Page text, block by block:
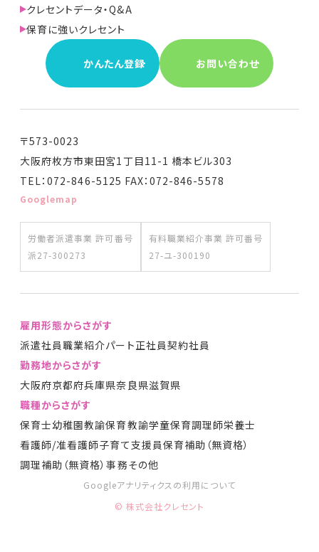
クレセントデータ・Q&A
保育に強いクレセント
かんたん登録 お問い合わせ
〒573-0023
大阪府枚方市東田宮1丁目11-1 橋本ビル303
TEL：072-846-5125 FAX：072-846-5578
Googlemap
労働者派遣事業 許可番号
派27-300273
有料職業紹介事業 許可番号
27-ユ-300190
Googleアナリティクスの利用について
© 株式会社クレセント
雇用形態からさがす
派遣社員職業紹介パート正社員契約社員
勤務地からさがす
大阪府京都府兵庫県奈良県滋賀県
職種からさがす
保育士幼稚園教諭保育教諭学童保育調理師栄養士
看護師/准看護師子育て支援員保育補助（無資格）
調理補助（無資格）事務その他